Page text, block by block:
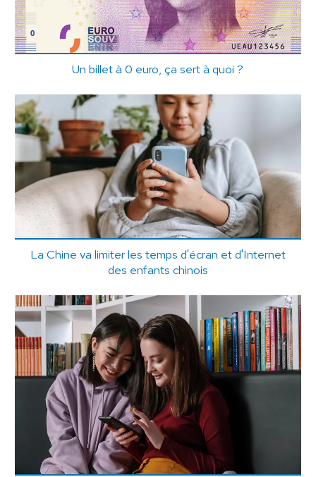
Un billet à 0 euro, ça sert à quoi ?
La Chine va limiter les temps d'écran et d'Internet
des enfants chinois